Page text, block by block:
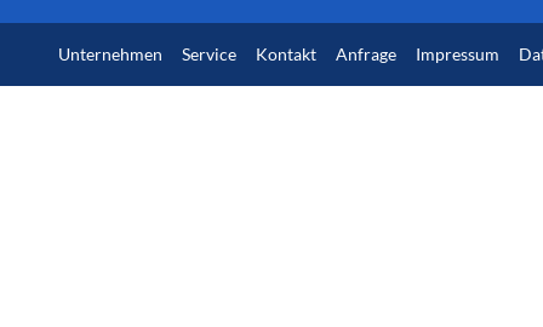
Unternehmen Service Kontakt Anfrage Impressum